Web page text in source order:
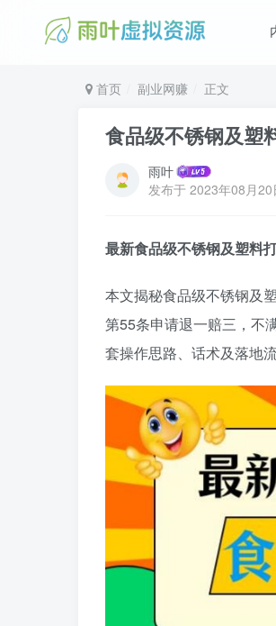
首页 副业网赚 正文
食品级不锈钢及塑
雨叶
发布于 2023年08月20
最新食品级不锈钢及塑料
本文揭秘食品级不锈钢及
第55条申请退一赔三，不
套操作思路、话术及落地